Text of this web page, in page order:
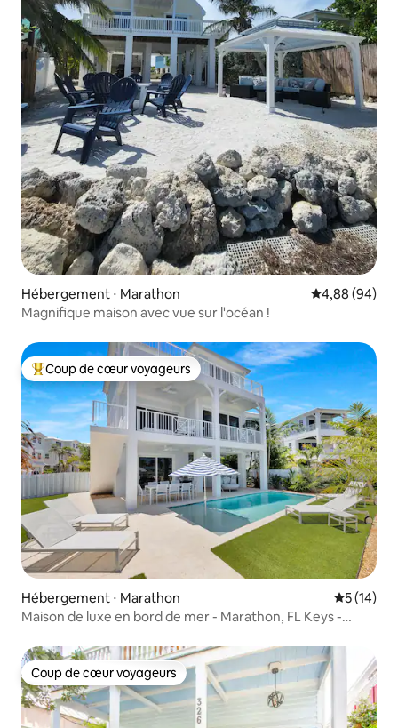
Hébergement ⋅ Marathon Évaluation
4,88 (94)
Magnifique maison avec vue sur l'océan !
Coups de cœur voyageurs les plus appréciés
Coup de cœur voyageurs
Hébergement ⋅ Marathon
5 (14)
Maison de luxe en bord de mer - Marathon, FL Keys -
Coup de cœur voyageurs
Coup de cœur voyageurs